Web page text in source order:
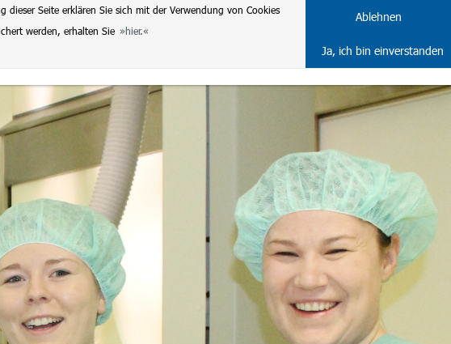
Seite erklären Sie sich mit der Verwendung von Cookies
werden, erhalten Sie
hier.
Ablehnen
Ja, ich bin einverstanden
DE
Ausbildung